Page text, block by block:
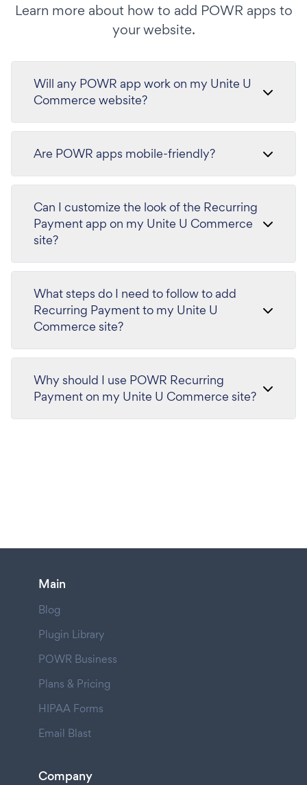
Learn more about how to add POWR apps to
your website.
Will any POWR app work on my Unite U
Commerce website?
Are POWR apps mobile-friendly?
Can I customize the look of the Recurring
Payment app on my Unite U Commerce
site?
What steps do I need to follow to add
Recurring Payment to my Unite U
Commerce site?
Why should I use POWR Recurring
Payment on my Unite U Commerce site?
Main
Blog
Plugin Library
POWR Business
Plans & Pricing
HIPAA Forms
Email Blast
Company